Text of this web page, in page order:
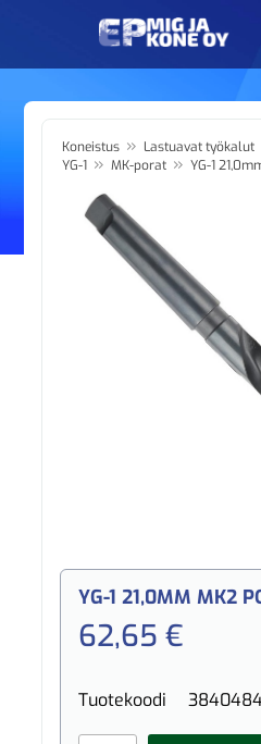
Koneistus » Lastuavat työkalut
YG-1 » MK-porat » YG-1
YG-1 21,0MM MK2
62,65 €
Tuotekoodi